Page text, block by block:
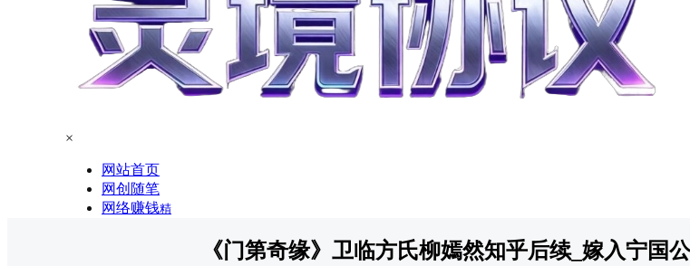
×
网站首页
网创随笔
网络赚钱精
《门第奇缘》卫临方氏柳嫣然知乎后续_嫁入宁国